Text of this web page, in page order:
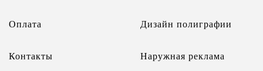
Оплата
Контакты
Дизайн полиграфии
Наружная реклама